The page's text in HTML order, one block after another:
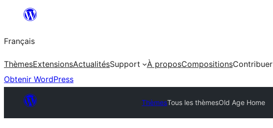
contenu
Français
ThèmesExtensionsActualitésSupport À proposCompositionsContribuer
Obtenir WordPress
ThèmesTous les thèmesOld Age Home